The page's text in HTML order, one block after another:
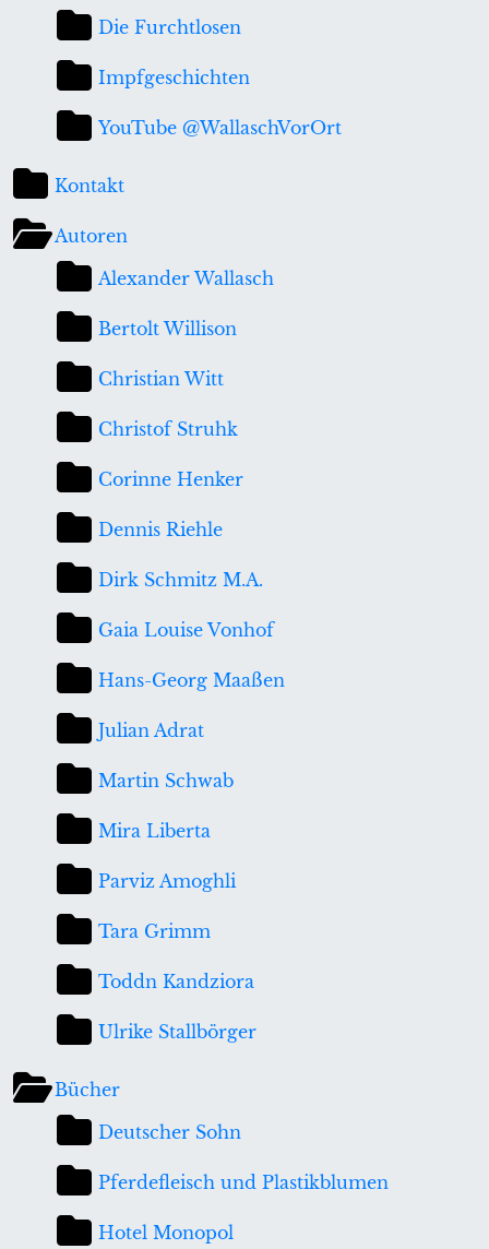
Die Furchtlosen
Impfgeschichten
YouTube @WallaschVorOrt
Kontakt
Autoren
Alexander Wallasch
Bertolt Willison
Christian Witt
Christof Struhk
Corinne Henker
Dennis Riehle
Dirk Schmitz M.A.
Gaia Louise Vonhof
Hans-Georg Maaßen
Julian Adrat
Martin Schwab
Mira Liberta
Parviz Amoghli
Tara Grimm
Toddn Kandziora
Ulrike Stallbörger
Bücher
Deutscher Sohn
Pferdefleisch und Plastikblumen
Hotel Monopol